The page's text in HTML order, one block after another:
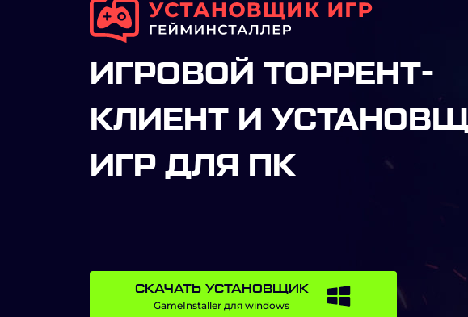
ИГРОВОЙ ТОРРЕНТ-
КЛИЕНТ И
ИГР ДЛЯ ПК
СКАЧАТЬ УСТАНОВЩИК
GameInstaller для windows